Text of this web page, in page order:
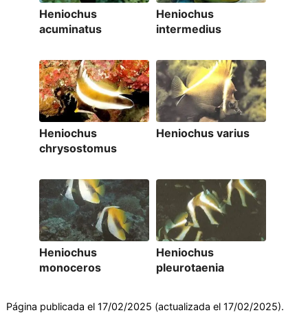
Heniochus
acuminatus
Heniochus
intermedius
Heniochus
chrysostomus
Heniochus varius
Heniochus
monoceros
Heniochus
pleurotaenia
Página publicada el 17/02/2025 (actualizada el 17/02/2025).